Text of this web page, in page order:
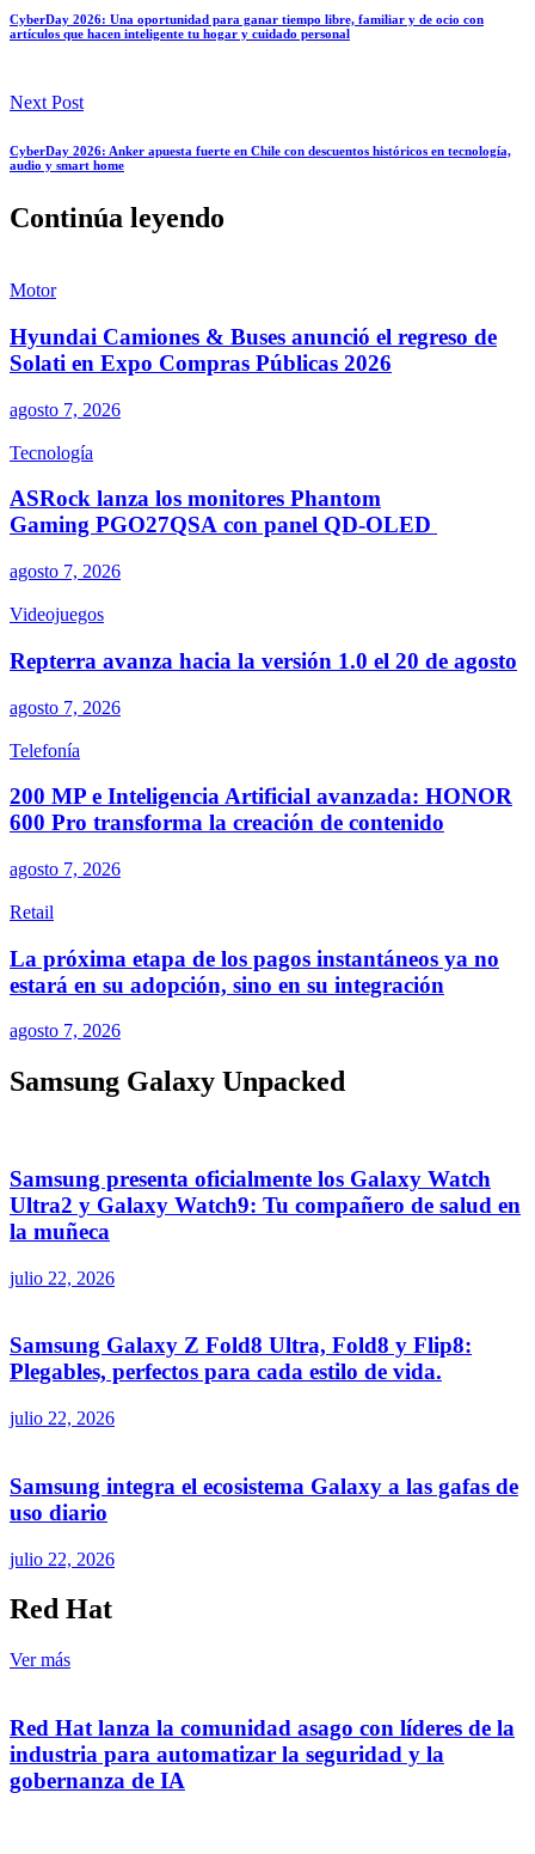
CyberDay 2026: Una oportunidad para ganar tiempo libre, familiar y de ocio con
artículos que hacen inteligente tu hogar y cuidado personal
Next Post
CyberDay 2026: Anker apuesta fuerte en Chile con descuentos históricos en tecnología,
audio y smart home
Continúa leyendo
Motor
Hyundai Camiones & Buses anunció el regreso de
Solati en Expo Compras Públicas 2026
agosto 7, 2026
Tecnología
ASRock lanza los monitores Phantom
Gaming PGO27QSA con panel QD-OLED
agosto 7, 2026
Videojuegos
Repterra avanza hacia la versión 1.0 el 20 de agosto
agosto 7, 2026
Telefonía
200 MP e Inteligencia Artificial avanzada: HONOR
600 Pro transforma la creación de contenido
agosto 7, 2026
Retail
La próxima etapa de los pagos instantáneos ya no
estará en su adopción, sino en su integración
agosto 7, 2026
Samsung Galaxy Unpacked
Samsung presenta oficialmente los Galaxy Watch
Ultra2 y Galaxy Watch9: Tu compañero de salud en
la muñeca
julio 22, 2026
Samsung Galaxy Z Fold8 Ultra, Fold8 y Flip8:
Plegables, perfectos para cada estilo de vida.
julio 22, 2026
Samsung integra el ecosistema Galaxy a las gafas de
uso diario
julio 22, 2026
Red Hat
Ver más
Red Hat lanza la comunidad asago con líderes de la
industria para automatizar la seguridad y la
gobernanza de IA